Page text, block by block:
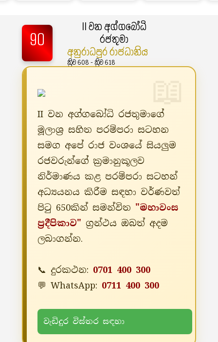
90
II වන අග්ගබෝධි
රජතුමා
අනුරාධපුර රාජධානිය
ක්‍රිව 608 - ක්‍රිව 618
II වන අග්ගබෝධි රජතුමාගේ
මූලාශ්‍ර සහිත පරම්පරා සටහන
සමග අපේ රාජ වංශයේ සියලුම
රජවරුන්ගේ ක්‍රමානුකූලව
නිර්මාණය කළ පරම්පරා සටහන්
අධ්‍යයනය කිරීම සඳහා වර්ණවත්
පිටු 650කින් සමන්විත "මහාවංස
ප්‍රදීපිකාව" ග්‍රන්ථය ඔබත් අදම
ලබාගන්න.
📞 දුරකථන: 0701 400 300
💬 WhatsApp: 0711 400 300
වැඩිදුර විස්තර සඳහා